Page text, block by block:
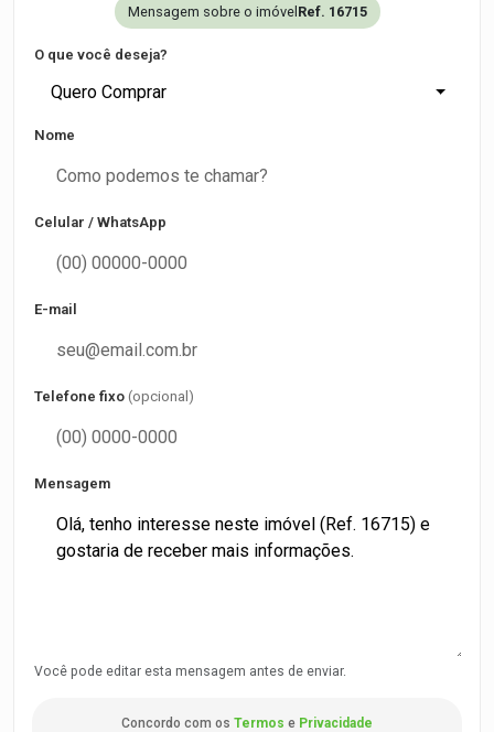
Mensagem sobre o imóvel Ref. 16715
O que você deseja?
Quero Comprar
Nome
Celular / WhatsApp
E-mail
Telefone fixo (opcional)
Mensagem
Você pode editar esta mensagem antes de enviar.
Concordo com os Termos e Privacidade